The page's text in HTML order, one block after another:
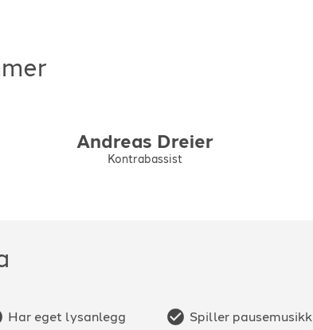
Andreas Dreier
Kontrabassist
Har eget lysanlegg Spiller pausemusikk